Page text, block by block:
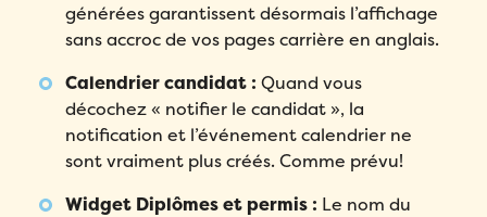
générées garantissent désormais l’affichage
sans accroc de vos pages carrière en anglais.
Calendrier candidat : Quand vous
décochez « notifier le candidat », la
notification et l’événement calendrier ne
sont vraiment plus créés. Comme prévu!
Widget Diplômes et permis : Le nom du
votre démo personnalisée!